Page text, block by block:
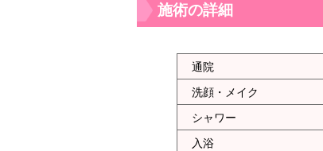
施術の詳細
通院
洗顔・メイク
シャワー
入浴